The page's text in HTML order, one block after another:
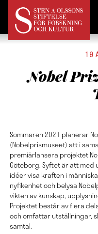
19
Nobel
Sommaren 2021 planerar
(Nobelprismuseet) att i
premiärlansera projektet
Göteborg. Syftet är att
idéer visa kraften i
nyfikenhet och belysa
vikten av kunskap,
Projektet består av flera
och omfattar utställningar,
samtal.